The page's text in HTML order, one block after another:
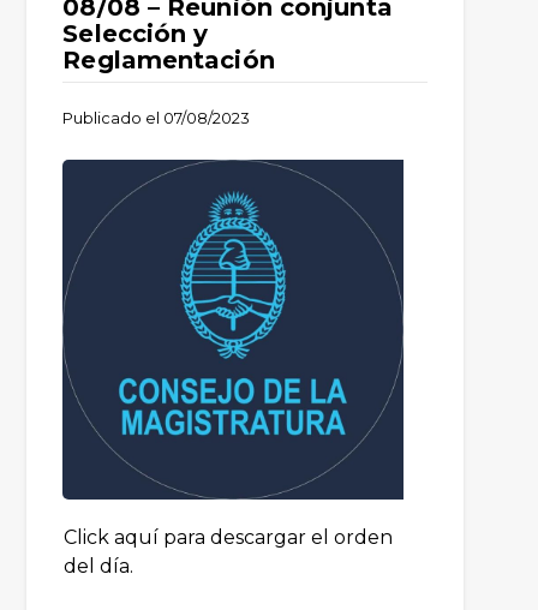
08/08 – Reunión conjunta
Selección y
Reglamentación
Publicado el 07/08/2023
Click aquí para descargar el orden
del día.